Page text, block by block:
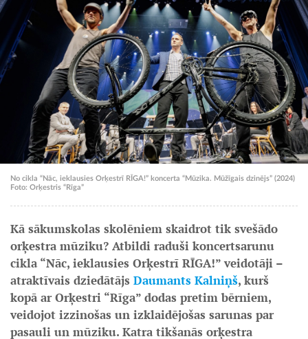
No cikla “Nāc, ieklausies Orķestrī RĪGA!” koncerta “Mūzika. Mūžīgais dzinējs” (2024)
Foto: Orķestris “Rīga”
Kā sākumskolas skolēniem skaidrot tik svešādo
orķestra mūziku? Atbildi raduši koncertsarunu
cikla “Nāc, ieklausies Orķestrī RĪGA!” veidotāji –
atraktīvais dziedātājs Daumants Kalniņš, kurš
kopā ar Orķestri “Rīga” dodas pretim bērniem,
veidojot izzinošas un izklaidējošas sarunas par
pasauli un mūziku. Katra tikšanās orķestra